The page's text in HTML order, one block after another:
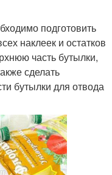
подготовить
наклеек и остатков
часть бутылки,
сделать
бутылки для отвода